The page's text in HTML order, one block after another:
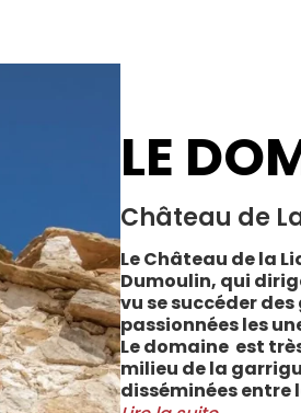
LE
Château de
Le Château de la
Dumoulin, qui
vu se succéder
passionnées les
Le domaine est
milieu de la
disséminées entre